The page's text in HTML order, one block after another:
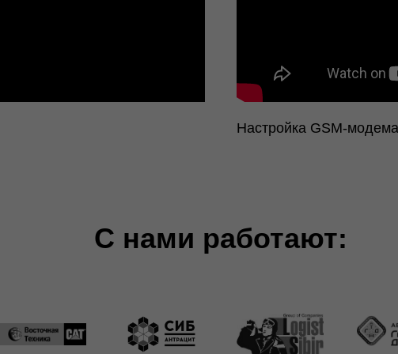
Настройка GSM-модема
С нами работают: